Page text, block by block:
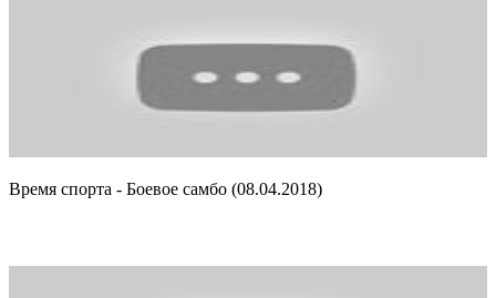
Время спорта - Боевое самбо (08.04.2018)